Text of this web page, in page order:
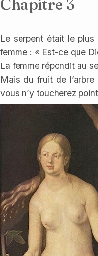
Chapitre 3
Le serpent était le
femme : « Est-ce que
La femme répondit au
Mais du fruit de
vous n’y toucherez